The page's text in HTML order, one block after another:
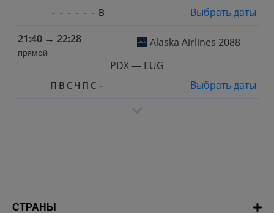
- - - - - - В
Выбрать даты
21:40 → 22:28
прямой
Alaska Airlines 2088
PDX — EUG
П В С Ч П С - Выбрать даты
СТРАНЫ